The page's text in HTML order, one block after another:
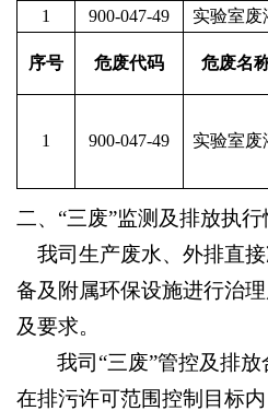
1 900-047-49 实验室废
序号 危废代码 危废名
1 900-047-49 实验室废
二、 “三废”监测及排放执
我司生产废水、外排直
备及附属环保设施进行治
及要求。
我司 “三废”管控及排
在排污许可范围控制目标